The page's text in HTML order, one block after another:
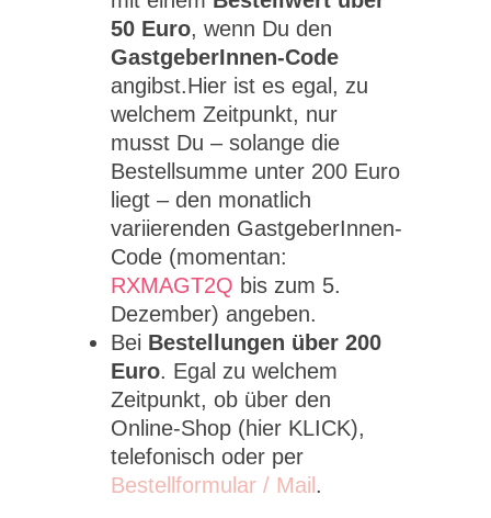
50 Euro, wenn Du den
GastgeberInnen-Code
angibst.Hier ist es egal, zu
welchem Zeitpunkt, nur
musst Du – solange die
Bestellsumme unter 200 Euro
liegt – den monatlich
variierenden GastgeberInnen-
Code (momentan:
RXMAGT2Q bis zum 5.
Dezember) angeben.
Bei Bestellungen über 200
Euro. Egal zu welchem
Zeitpunkt, ob über den
Online-Shop (hier KLICK),
telefonisch oder per
Bestellformular / Mail .